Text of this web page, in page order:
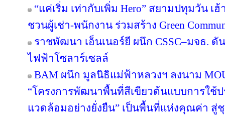
“แค่เริ่ม เท่ากับเพิ่ม Hero” สยามปทุมวัน เฮ้
ชวนผู้เช่า-พนักงาน ร่วมสร้าง Green
ราชพัฒนา เอ็นเนอร์ยี ผนึก CSSC–มจธ. ดั
ไฟฟ้าโซลาร์เซลล์
BAM ผนึก มูลนิธิแม่ฟ้าหลวงฯ ลงนาม
“โครงการพัฒนาพื้นที่สีเขียวต้นแบบการใช้
แวดล้อมอย่างยั่งยืน” เป็นพื้นที่แห่งคุณค่า สู่